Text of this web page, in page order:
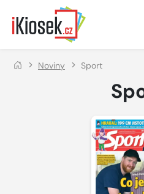
Přejít na hlavní obsah
Noviny Sport